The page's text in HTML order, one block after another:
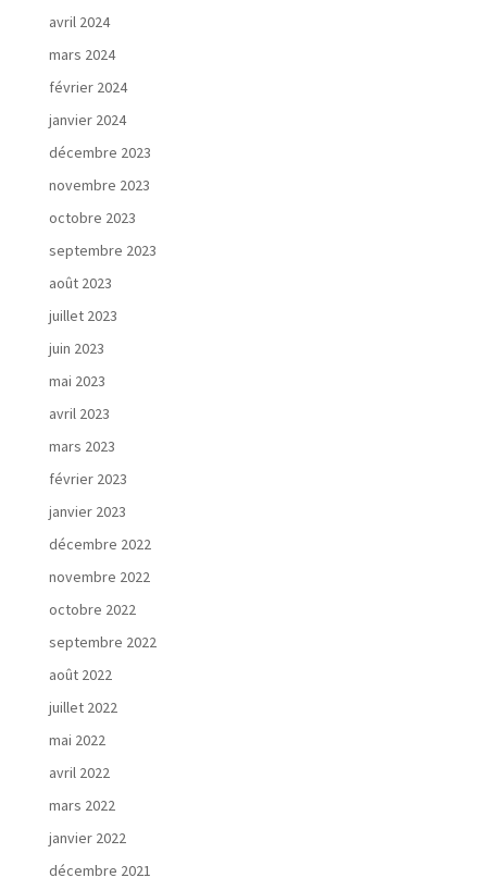
avril 2024
mars 2024
février 2024
janvier 2024
décembre 2023
novembre 2023
octobre 2023
septembre 2023
août 2023
juillet 2023
juin 2023
mai 2023
avril 2023
mars 2023
février 2023
janvier 2023
décembre 2022
novembre 2022
octobre 2022
septembre 2022
août 2022
juillet 2022
mai 2022
avril 2022
mars 2022
janvier 2022
décembre 2021